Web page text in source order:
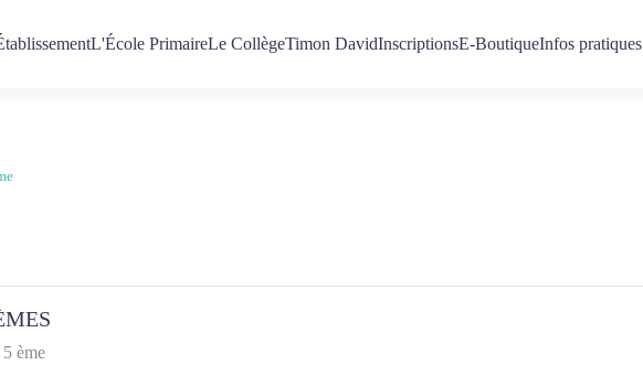
L'École PrimaireLe CollègeTimon DavidInscriptionsE-BoutiqueInfos pratiques
ème